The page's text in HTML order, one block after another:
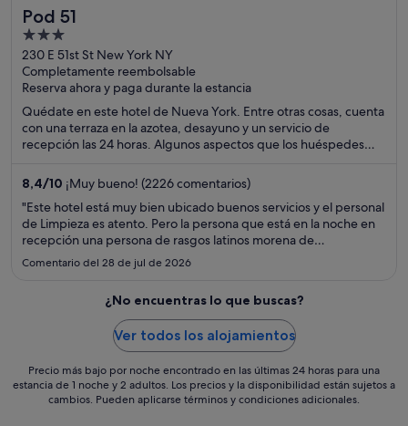
Pod 51
3
out
of
5
230 E 51st St New York NY
Completamente reembolsable
Reserva ahora y paga durante la estancia
Quédate en este hotel de Nueva York. Entre otras cosas, cuenta
con una terraza en la azotea, desayuno y un servicio de
recepción las 24 horas. Algunos aspectos que los huéspedes
limpieza de sus habitaciones. Dos atracciones turísticas
populares que se encuentran cerca son Estación de tren Grand
Central Terminal y Quinta Avenida.
8,4/10 ¡Muy bueno! (2226 comentarios)
"Este hotel está muy bien ubicado buenos servicios y el personal
de Limpieza es atento. Pero la persona que está en la noche en
recepción una persona de rasgos latinos morena de
aproximadamente 1.75 de unos 40 o 45 años sin cabello es algo
déspota en su trato."
Comentario del 28 de jul de 2026
¿No encuentras lo que buscas?
Ver todos los alojamientos
Precio más bajo por noche encontrado en las últimas 24 horas para una
estancia de 1 noche y 2 adultos. Los precios y la disponibilidad están sujetos a
cambios. Pueden aplicarse términos y condiciones adicionales.